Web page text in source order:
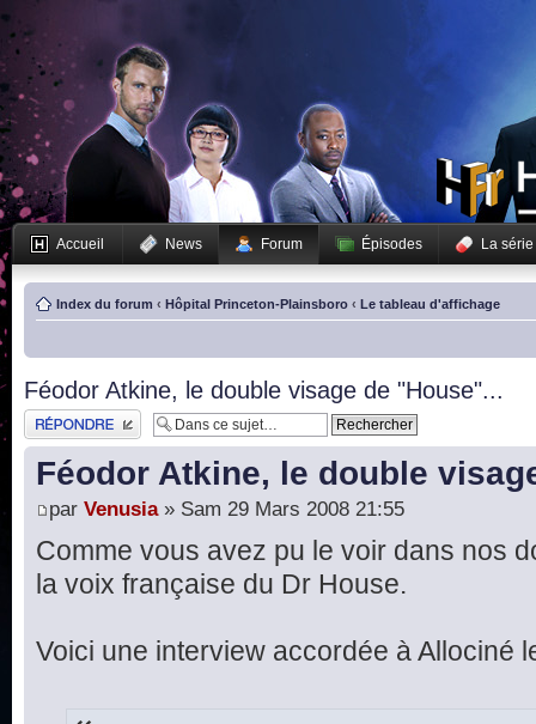
Accueil News Forum Épisodes La série
Index du forum ‹ Hôpital Princeton-Plainsboro ‹ Le tableau d'affichage
Féodor Atkine, le double visage de "House"...
Publier une réponse
Féodor Atkine, le double
par Venusia» Sam 29 Mars 2008 21:55
Comme vous avez pu le voir dans nos
la voix française du Dr House.
Voici une interview accordée à Allociné